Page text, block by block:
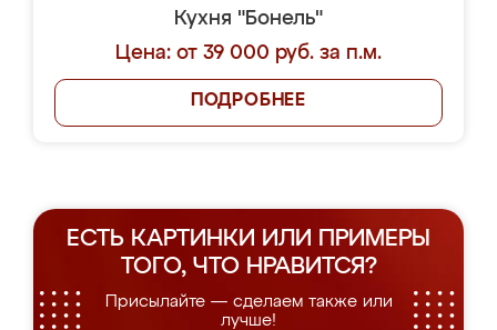
Кухня "Бонель"
Цена: от 39 000 руб. за п.м.
ПОДРОБНЕЕ
ЕСТЬ КАРТИНКИ ИЛИ ПРИМЕРЫ
ТОГО, ЧТО НРАВИТСЯ?
Присылайте — сделаем также или
лучше!